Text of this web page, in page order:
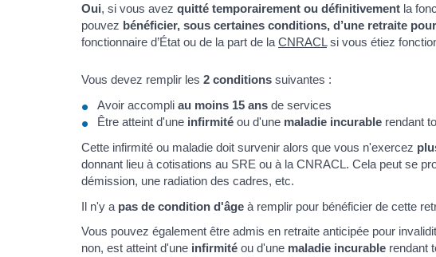
Oui, si vous avez quitté temporairement ou définitivement la
pouvez bénéficier, sous certaines conditions, d’une retraite
fonctionnaire d’État ou de la part de la CNRACL si vous étiez
Vous devez remplir les 2 conditions suivantes :
Avoir accompli au moins 15 ans de services
Être atteint d'une infirmité ou d'une maladie incurable rendant
Cette infirmité ou maladie doit survenir alors que vous n'exercez
donnant lieu à cotisations au SRE ou à la CNRACL. Cela peut se
démission, une radiation des cadres, etc.
Il n'y a pas de condition d'âge à remplir pour bénéficier de cette
Vous pouvez également être admis en retraite anticipée pour
non, est atteint d'une infirmité ou d'une maladie incurable rendant